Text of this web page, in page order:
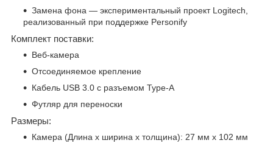
Замена фона — экспериментальный проект Logitech,
реализованный при поддержке Personify
Комплект поставки:
Веб-камера
Отсоединяемое крепление
Кабель USB 3.0 с разъемом Type-A
Футляр для переноски
Размеры:
Камера (Длина х ширина х толщина): 27 мм x 102 мм